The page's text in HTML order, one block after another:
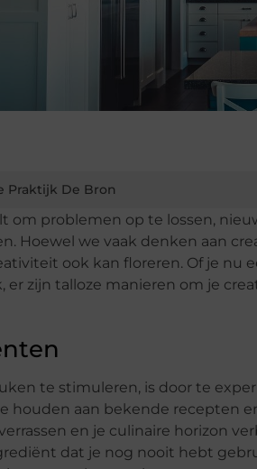
Praktijk De Bron
om problemen op te lossen,
Hoewel we vaak denken aan
ook kan floreren. Of je nu
zijn talloze manieren om je
te stimuleren, is door te
houden aan bekende recepten
en je culinaire horizon
dat je nog nooit hebt